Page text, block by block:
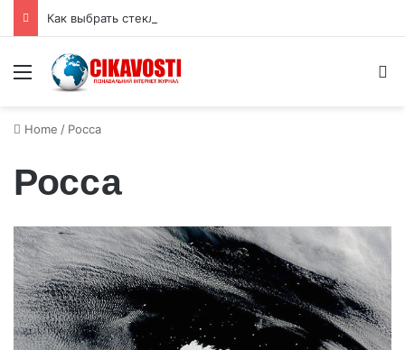
Menu
Home / Росса
Росса